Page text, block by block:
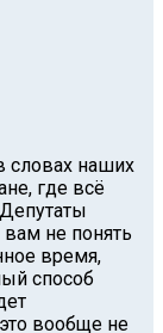
словах наших
где всё
не понять
время,
способ
вообще не